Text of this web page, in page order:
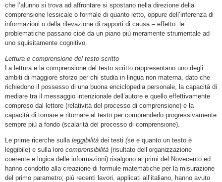
che l’alunno si trova ad affrontare si spostano nella direzione della
comprensione lessicale o formale di quanto letto, oppure dell’inferenza di
informazioni o della rilevazione di rapporti di causa – effetto: le
problematiche passano cioè da un piano più meramente strumentale ad
uno squisitamente cognitivo.
Lettura e comprensione del testo scritto
La lettura e la comprensione del testo scritto rappresentano uno degli
ambiti di maggiore sforzo per chi studia in lingua non materna, dato che
richiedono il possesso di una buona enciclopedia personale, la capacità di
mediare tra il messaggio intenzionale dell’autore e quello effettivamente
compreso dal lettore (relatività del processo di comprensione) e la
capacità di tornare e ritornare al testo per comprenderlo progressivamente
sempre più a fondo (scalarità del processo di comprensione).
Le prime ricerche sulla leggibilità dei testi (se e quanto un testo è
leggibile) e sulla loro comprensibilità (risultato dell’organizzazione
coerente e logica delle informazioni) risalgono ai primi del Novecento ed
hanno condotto alla creazione di formule matematiche per la misurazione
del primo parametro; più recenti lavori, applicati all’italiano, hanno avuto